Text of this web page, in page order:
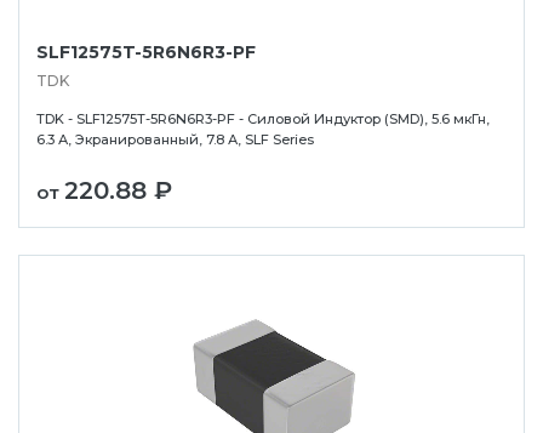
SLF12575T-5R6N6R3-PF
TDK
TDK - SLF12575T-5R6N6R3-PF - Силовой Индуктор (SMD), 5.6 мкГн,
6.3 А, Экранированный, 7.8 А, SLF Series
от 220.88 ₽